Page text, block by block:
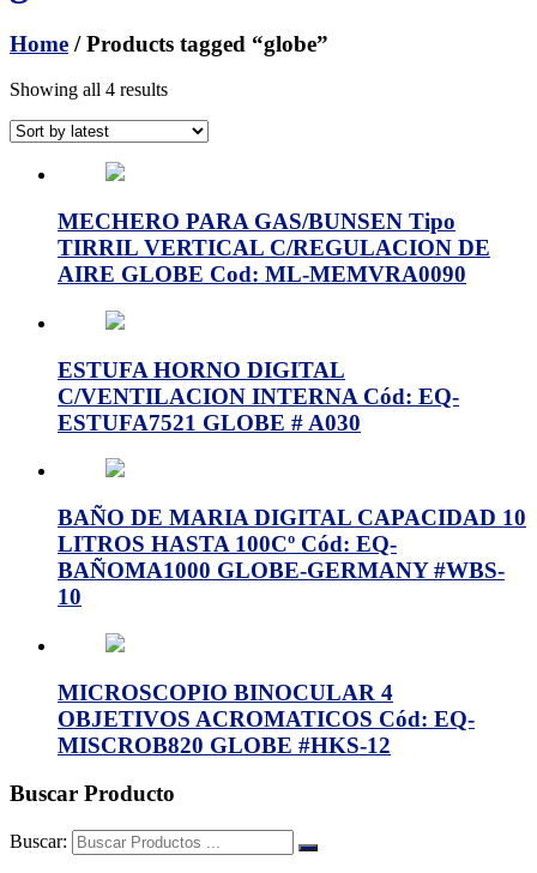
Home / Products tagged “globe”
Showing all 4 results
MECHERO PARA GAS/BUNSEN Tipo
TIRRIL VERTICAL C/REGULACION DE
AIRE GLOBE Cod: ML-MEMVRA0090
ESTUFA HORNO DIGITAL
C/VENTILACION INTERNA Cód: EQ-
ESTUFA7521 GLOBE # A030
BAÑO DE MARIA DIGITAL CAPACIDAD 10
LITROS HASTA 100Cº Cód: EQ-
BAÑOMA1000 GLOBE-GERMANY #WBS-
10
MICROSCOPIO BINOCULAR 4
OBJETIVOS ACROMATICOS Cód: EQ-
MISCROB820 GLOBE #HKS-12
Buscar Producto
Buscar: